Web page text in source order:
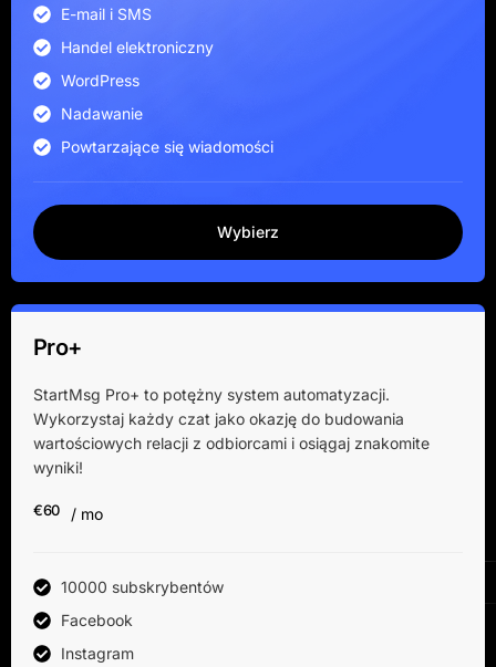
E-mail i SMS
Handel elektroniczny
WordPress
Nadawanie
Powtarzające się wiadomości
Wybierz
Pro+
StartMsg Pro+ to potężny system automatyzacji.
Wykorzystaj każdy czat jako okazję do budowania
wartościowych relacji z odbiorcami i osiągaj znakomite
wyniki!
€60 / mo
10000 subskrybentów
Facebook
Instagram